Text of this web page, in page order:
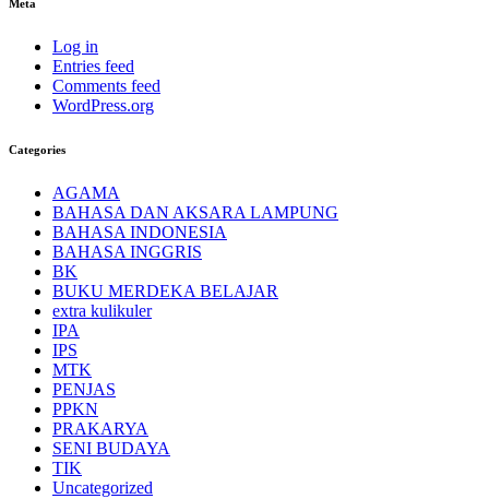
Meta
Log in
Entries feed
Comments feed
WordPress.org
Categories
AGAMA
BAHASA DAN AKSARA LAMPUNG
BAHASA INDONESIA
BAHASA INGGRIS
BK
BUKU MERDEKA BELAJAR
extra kulikuler
IPA
IPS
MTK
PENJAS
PPKN
PRAKARYA
SENI BUDAYA
TIK
Uncategorized